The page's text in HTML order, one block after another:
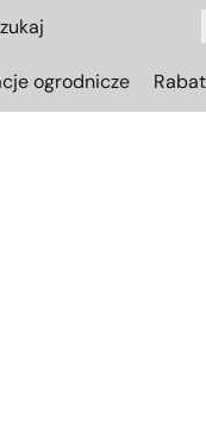
ogrodnicze